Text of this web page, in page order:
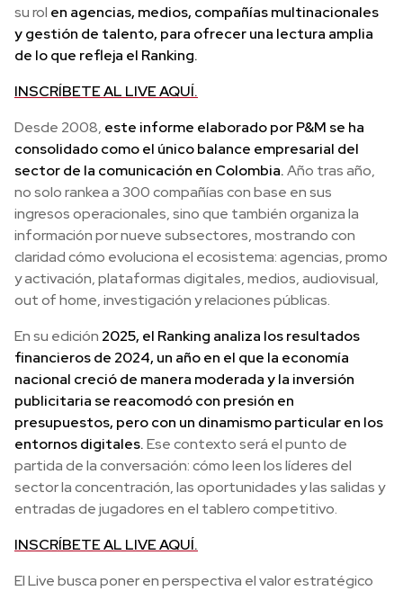
su rol en agencias, medios, compañías multinacionales
y gestión de talento, para ofrecer una lectura amplia
de lo que refleja el Ranking.
INSCRÍBETE AL LIVE AQUÍ.
Desde 2008, este informe elaborado por P&M se ha
consolidado como el único balance empresarial del
sector de la comunicación en Colombia.Año tras año,
no solo rankea a 300 compañías con base en sus
ingresos operacionales, sino que también organiza la
información por nueve subsectores, mostrando con
claridad cómo evoluciona el ecosistema: agencias, promo
y activación, plataformas digitales, medios, audiovisual,
out of home, investigación y relaciones públicas.
En su edición 2025, el Ranking analiza los resultados
financieros de 2024, un año en el que la economía
nacional creció de manera moderada y la inversión
publicitaria se reacomodó con presión en
presupuestos, pero con un dinamismo particular en los
entornos digitales.Ese contexto será el punto de
partida de la conversación: cómo leen los líderes del
sector la concentración, las oportunidades y las salidas y
entradas de jugadores en el tablero competitivo.
INSCRÍBETE AL LIVE AQUÍ.
El Live busca poner en perspectiva el valor estratégico